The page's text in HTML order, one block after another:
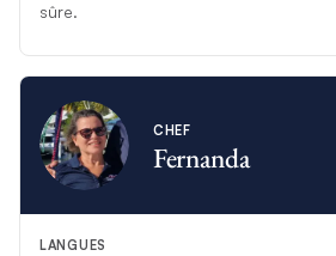
sûre.
CHEF
Fernanda
LANGUES